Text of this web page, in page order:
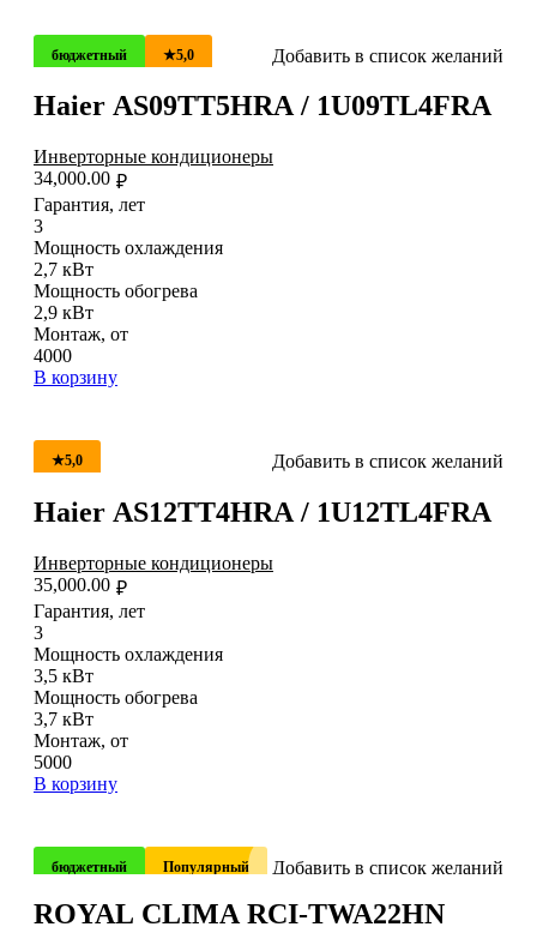
бюджетный ★5,0 Добавить в список желаний
Haier AS09TT5HRA / 1U09TL4FRA
Инверторные кондиционеры
₽
34,000.00
Гарантия, лет
3
Мощность охлаждения
2,7 кВт
Мощность обогрева
2,9 кВт
Монтаж, от
4000
В корзину
★5,0 Добавить в список желаний
Haier AS12TT4HRA / 1U12TL4FRA
Инверторные кондиционеры
₽
35,000.00
Гарантия, лет
3
Мощность охлаждения
3,5 кВт
Мощность обогрева
3,7 кВт
Монтаж, от
5000
В корзину
бюджетный Популярный Добавить в список желаний
ROYAL CLIMA RCI-TWA22HN